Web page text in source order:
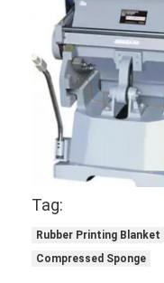
Tur Pabrik
Kontrol kualitas
Hubungi kami
Berita
Kasus
Laser cutting mesin
Tag:
Rubber Printing Blanket
Compressed Sponge